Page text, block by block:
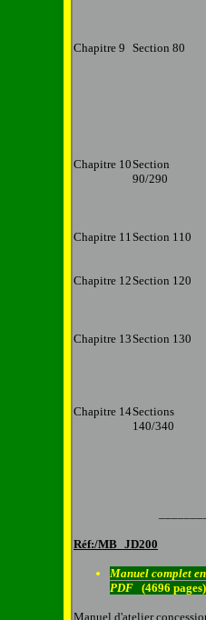
Chapitre 9
Section 80
Chapitre 10 Section
90/290
Chapitre 11 Section 110
Chapitre 12 Section 120
Chapitre 13 Section 130
Chapitre 14Sections
140/340
Réf:/MB JD200
Manuel complet en
PDF (4696 pages)
Manuel d'atelier